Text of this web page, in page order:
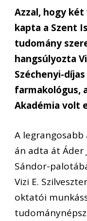
Azzal, hogy
kapta a Szent
tudomány
hangsúlyozta
Széchenyi-
farmakológus,
Akadémia volt
A
án adta át Áder
Sándor-
Vizi E.
oktatói